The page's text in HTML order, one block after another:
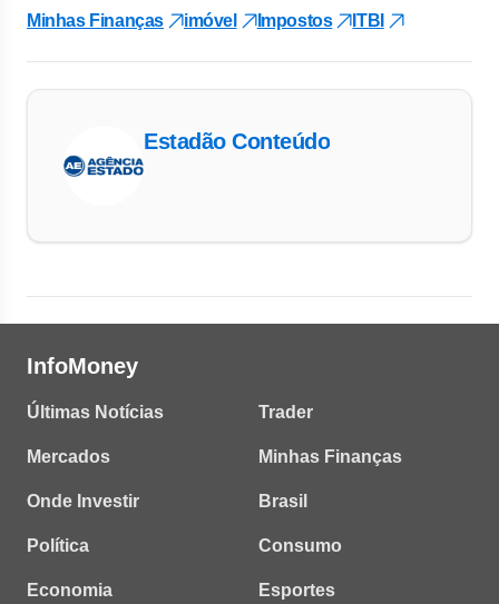
Minhas Finanças imóvel Impostos ITBI
Estadão Conteúdo
InfoMoney
Últimas Notícias
Mercados
Onde Investir
Política
Economia
Trader
Minhas Finanças
Brasil
Consumo
Esportes